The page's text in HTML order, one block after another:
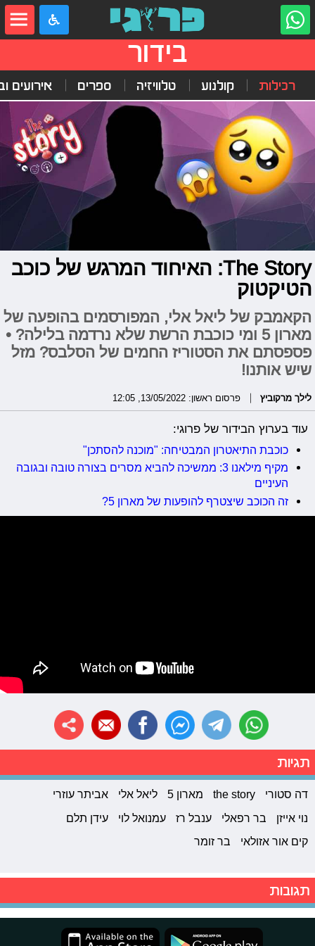
בידור
רכילות קולנוע טלוויזיה ספרים אירועים
The Story: האיחוד המרגש של כוכב
הטיקטוק
הקאמבק של ליאל אלי, המפורסמים בהופעה של
מארון 5 ומי כוכבת הרשת שלא נרדמה בלילה? •
פספסתם את הסטוריז החמים של הסלבס? מזל
שיש אותנו!
לילך מרקוביץ פרסום ראשון: 13/05/2022, 12:05
עוד בערוץ הבידור של פרוגי:
כוכבת התיאטרון המבטיחה: "מוכנה להסתכן"
מקיף מילאנו 3: ממשיכה להביא מסרים בצורה טובה ובגובה
העיניים
זה הכוכב שיצטרף להופעות של מארון 5?
תגיות
דה סטורי the story מארון 5 ליאל אלי
אביתר עוזרי
נוי אייזן
בר רפאלי ענבל רז עמנואל לוי
עידן תלם
קים אור אזולאי
בר זומר
תגובות